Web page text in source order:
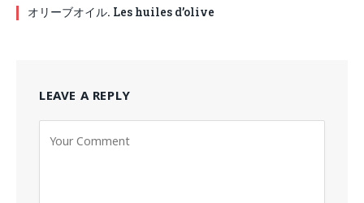
オリーブオイル. Les huiles d’olive
LEAVE A REPLY